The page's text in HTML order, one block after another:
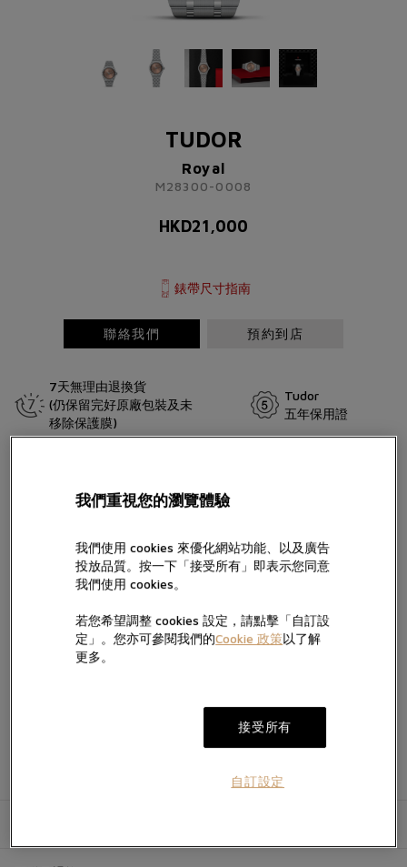
TUDOR
Royal
M28300-0008
HKD21,000
錶帶尺寸指南
聯絡我們 預約到店
7天無理由退換貨
(仍保留完好原廠包裝及未
移除保護膜)
Tudor
五年保用證
運動氣息與時尚風範，配備與錶殼連成一體的錶帶及坑紋外圈，自
及金鋼款，共有四種尺寸、多款錶面可選。
加入願望清單
TUDOR
Royal
HKD 21,000
+852 2192 3123
請完成以下表格
按“提交”，即表示您已閱讀並同意我們的私隱政策及Cookie政策，亦
同意我們經電話、手機訊息及電郵向您提供產品及服務信息。
我們將按私隱政策使用您提供的個人信息向您發送產品、服務及活動
的直銷及推廣信息，您亦可隨時聯絡我們更改您的意願。如不希望我
們透過以下方式向您提供有關信息，請於方框內打勾:
電郵。
我們重視您的瀏覽體驗
我們使用 cookies 來優化網站功能、以及廣告
投放品質。按一下「接受所有」即表示您同意
我們使用 cookies。
若您希望調整 cookies 設定，請點擊「自訂設
定」。您亦可參閱我們的Cookie 政策以了解
更多。
接受所有
自訂設定